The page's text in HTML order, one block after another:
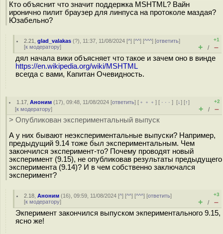
Кто объяснит что значит поддержка MSHTML? Вайн
иронично пилит браузер для линпуса на протоколе маздая?
Юзабельно?
2.21 ,glad_valakas (?), 11:37, 11/08/2024 [^] [^^] [^^^] [ответить]
[к модератору]
+1
+ / –
дял начала вики объясняет что такое и зачем оно в винде
https://en.wikipedia.org/wiki/MSHTML
всегда с вами, Капитан Очевидность.
1.17 ,Аноним (17), 09:48, 11/08/2024 [ответить] [ ﹢﹢﹢] [ · · ·][↓] [↑]
[к модератору]
+2
+ / –
> Опубликован экспериментальный выпуск
А у них бывают неэкспериментальные выпуски? Например,
предыдущий 9.14 тоже был экспериментальным. Чем
закончился эксперимент-то? Почему проводят новый
эксперимент (9.15), не опубликовав результаты предыдущего
эксперимента (9.14)? И в чем собственно заключался
эксперимент?
2.18 ,Аноним (16), 09:59, 11/08/2024 [^] [^^] [^^^] [ответить]
[к модератору]
+3
+ / –
Экперимент закончился выпуском экпериментального 9.15,
ясно же!